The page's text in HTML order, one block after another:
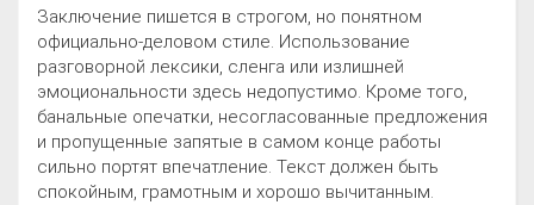
Заключение пишется в строгом, но понятном
официально-деловом стиле. Использование
разговорной лексики, сленга или излишней
эмоциональности здесь недопустимо. Кроме того,
банальные опечатки, несогласованные предложения
и пропущенные запятые в самом конце работы
сильно портят впечатление. Текст должен быть
спокойным, грамотным и хорошо вычитанным.